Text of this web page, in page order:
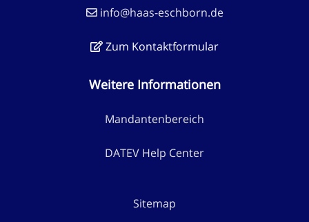
info@haas-eschborn.de
Zum Kontaktformular
Weitere Informationen
Mandantenbereich
DATEV Help Center
Sitemap